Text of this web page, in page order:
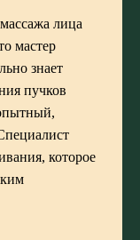
лица
мастер
знает
пучков
которое